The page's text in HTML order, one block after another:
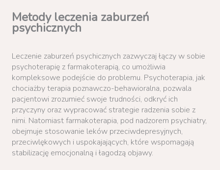
Metody leczenia zaburzeń
psychicznych
Leczenie zaburzeń psychicznych zazwyczaj łączy w sobie
psychoterapię z farmakoterapią, co umożliwia
kompleksowe podejście do problemu. Psychoterapia, jak
chociażby terapia poznawczo-behawioralna, pozwala
pacjentowi zrozumieć swoje trudności, odkryć ich
przyczyny oraz wypracować strategie radzenia sobie z
nimi. Natomiast farmakoterapia, pod nadzorem psychiatry,
obejmuje stosowanie leków przeciwdepresyjnych,
przeciwlękowych i uspokajających, które wspomagają
stabilizację emocjonalną i łagodzą objawy.